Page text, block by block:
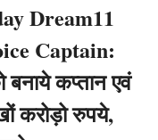
Dream11
Captain:
कप्तान एवं
करोड़ो रुपये,